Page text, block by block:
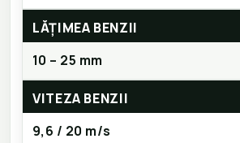
LĂȚIMEA BENZII
10 – 25 mm
VITEZA BENZII
9,6 / 20 m/s